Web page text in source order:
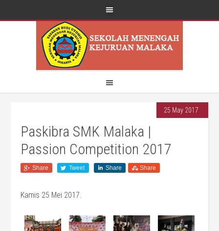
25 May 2017
Paskibra SMK Malaka |
Passion Competition 2017
Share Tweet Share Share
Kamis 25 Mei 2017.